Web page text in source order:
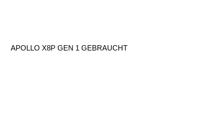
APOLLO X8P GEN 1 GEBRAUCHT